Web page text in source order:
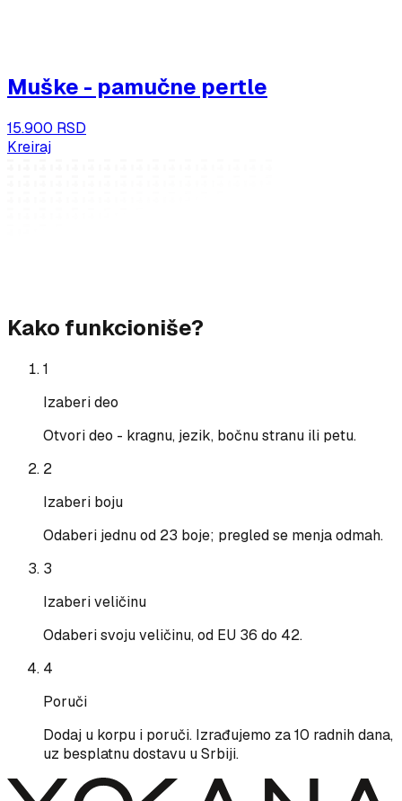
Muške - pamučne pertle
15.900 RSD
Kreiraj
Kako funkcioniše?
1
Izaberi deo
Otvori deo - kragnu, jezik, bočnu stranu ili petu.
2
Izaberi boju
Odaberi jednu od 23 boje; pregled se menja odmah.
3
Izaberi veličinu
Odaberi svoju veličinu, od EU 36 do 42.
4
Poruči
Dodaj u korpu i poruči. Izrađujemo za 10 radnih dana,
uz besplatnu dostavu u Srbiji.